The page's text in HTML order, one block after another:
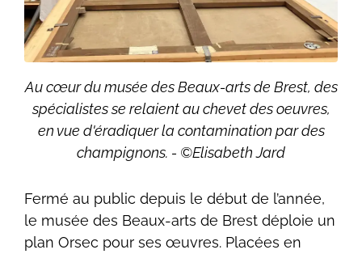
Au cœur du musée des Beaux-arts de Brest, des
spécialistes se relaient au chevet des oeuvres,
en vue d'éradiquer la contamination par des
champignons. - ©Elisabeth Jard
Fermé au public depuis le début de l’année,
le musée des Beaux-arts de Brest déploie un
plan Orsec pour ses œuvres. Placées en